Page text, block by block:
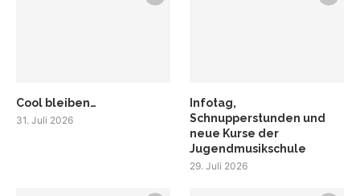
Cool bleiben…
31. Juli 2026
Infotag,
Schnupperstunden und
neue Kurse der
Jugendmusikschule
29. Juli 2026